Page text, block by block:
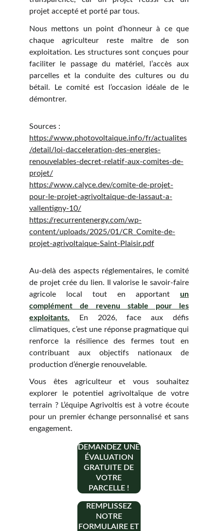
DEMANDEZ UNE
ÉVALUATION
GRATUITE DE
VOTRE
PARCELLE !
projet accepté et porté par tous.
Nous mettons un point d’honneur à ce que
chaque agriculteur reste maître de son
exploitation. Les structures sont conçues pour
faciliter le passage du matériel, l’accès aux
parcelles et la conduite des cultures ou du
bétail. Le comité est l’occasion idéale de le
démontrer.
Au-delà des aspects réglementaires, le comité
de projet crée du lien. Il valorise le savoir-faire
agricole local tout en apportant un
complément de revenu stable pour les
exploitants. En 2026, face aux défis
climatiques, c’est une réponse pragmatique qui
renforce la résilience des fermes tout en
contribuant aux objectifs nationaux de
production d’énergie renouvelable.
Vous êtes agriculteur et vous souhaitez
explorer le potentiel agrivoltaïque de votre
terrain ? L’équipe Agrivoltis est à votre écoute
pour un premier échange personnalisé et sans
engagement.
REMPLISSEZ
NOTRE
FORMULAIRE ET
Sources :
https://www.photovoltaique.info/fr/actualites
/detail/loi-dacceleration-des-energies-
renouvelables-decret-relatif-aux-comites-de-
projet/
https://www.calyce.dev/comite-de-projet-
pour-le-projet-agrivoltaique-de-lassaut-a-
vallentigny-10/
https://recurrentenergy.com/wp-
content/uploads/2025/01/CR_Comite-de-
projet-agrivoltaique-Saint-Plaisir.pdf